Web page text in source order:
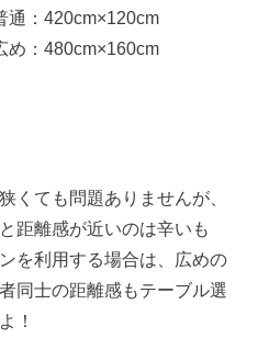
通：420cm×120cm
め：480cm×160cm
くても問題ありませんが、
距離感が近いのは辛いも
を利用する場合は、広めの
同士の距離感もテーブル選
！